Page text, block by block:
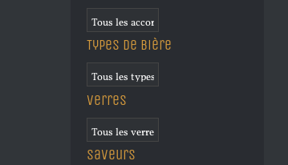
Types de bière
Verres
Saveurs